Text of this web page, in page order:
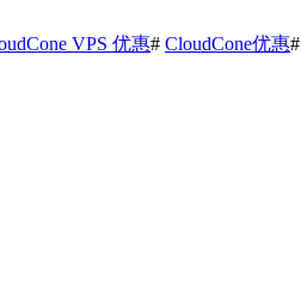
VPS 优惠# CloudCone优惠#